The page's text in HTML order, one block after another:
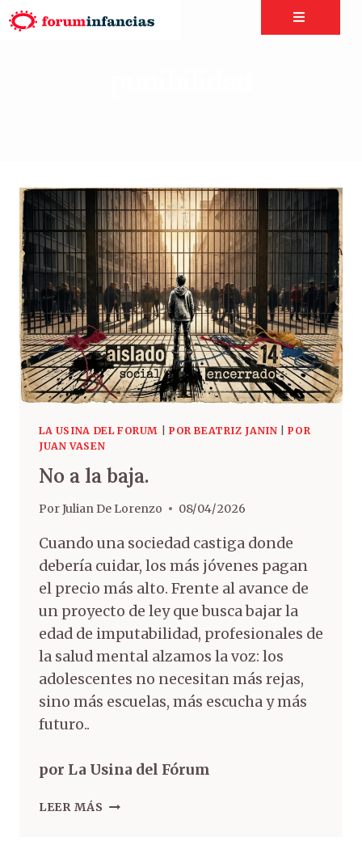
LA USINA DEL FORUM POR BEATRIZ JANIN |POR
JUAN VASEN
No a la baja.
PorJulian De Lorenzo 08/04/2026
Cuando una sociedad castiga donde
debería cuidar, los más jóvenes pagan
el precio más alto. Frente al avance de
un proyecto de ley que busca bajar la
edad de imputabilidad, profesionales de
la salud mental alzamos la voz: los
adolescentes no necesitan más rejas,
sino más escuelas, más escucha y más
futuro..
por La Usina del Fórum
LEER MÁS